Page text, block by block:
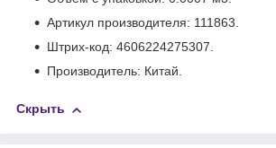
Артикул производителя: 111863.
Штрих-код: 4606224275307.
Производитель: Китай.
Скрыть